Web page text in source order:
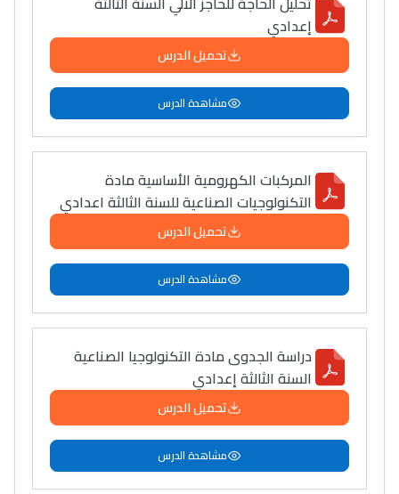
إعدادي
تحميل الدرس
مشاهدة الدرس
المركبات الكهرومية الأساسية مادة
التكنولوجيات الصناعية للسنة الثالثة اعدادي
تحميل الدرس
مشاهدة الدرس
دراسة الجدوى مادة التكنولوجيا الصناعية
السنة الثالثة إعدادي
تحميل الدرس
مشاهدة الدرس